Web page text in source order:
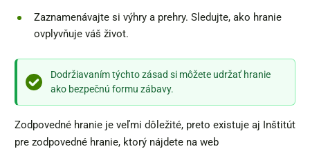
Zaznamenávajte si výhry a prehry. Sledujte, ako hranie
ovplyvňuje váš život.
Dodržiavaním týchto zásad si môžete udržať hranie
ako bezpečnú formu zábavy.
Zodpovedné hranie je veľmi dôležité, preto existuje aj Inštitút
pre zodpovedné hranie, ktorý nájdete na web